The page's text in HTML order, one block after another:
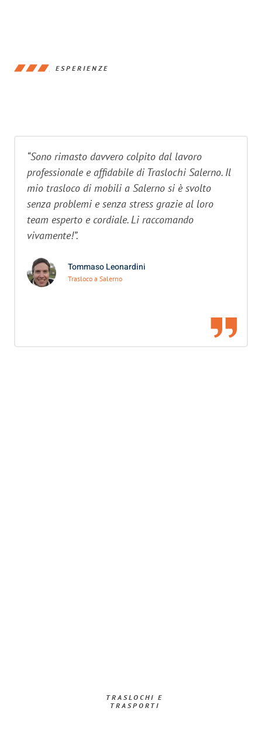
ESPERIENZE
“Sono rimasto davvero colpito dal lavoro
professionale e affidabile di Traslochi Salerno. Il
mio trasloco di mobili a Salerno si è svolto
senza problemi e senza stress grazie al loro
team esperto e cordiale. Li raccomando
vivamente!”.
Tommaso Leonardini
Trasloco a Salerno
TRASLOCHI E
TRASPORTI​